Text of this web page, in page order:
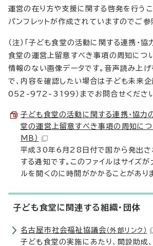
運営の在り方や支援に関する啓発を行う
パンフレットが作成されていますのでご参
（注）「子ども食堂の活動に関する連携・
食堂の運営上留意すべき事項の周知につ
情報のない画像データです。音声読み上
で、内容を確認したい場合は子ども未来企
052-972-3199）までお問合せください
子ども食堂の活動に関する連携・協力
堂の運営上留意すべき事項の周知に
MB）
平成30年6月28日付で国から発出さ
する通知です。このファイルはサイズが
ルを開くのに時間がかかることがあり
子ども食堂に関連する組織・団体
名古屋市社会福祉協議会 （外部リンク）
子ども食堂の実施にあたり、開設助成